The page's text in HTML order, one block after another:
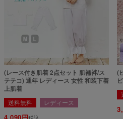
(レース付き肌着 2点セット 肌襦袢/ス
テテコ) 通年 レディース 女性 和装下着
上肌着
送料無料 レディース
(